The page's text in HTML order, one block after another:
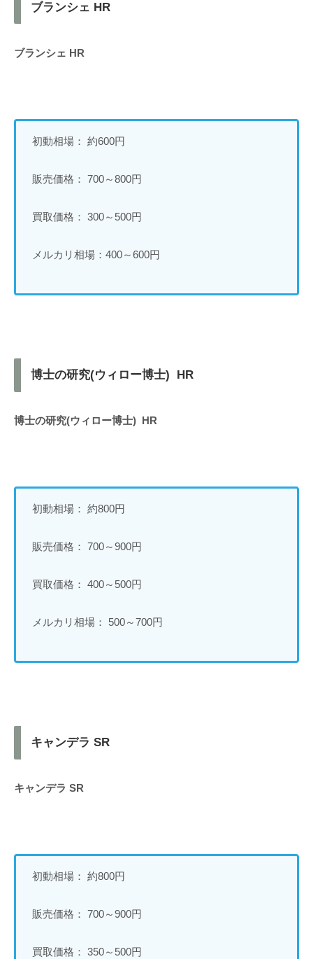
ブランシェ HR
ブランシェ HR
初動相場： 約600円
販売価格： 700～800円
買取価格： 300～500円
メルカリ相場：400～600円
博士の研究(ウィロー博士) HR
博士の研究(ウィロー博士) HR
初動相場： 約800円
販売価格： 700～900円
買取価格： 400～500円
メルカリ相場： 500～700円
キャンデラ SR
キャンデラ SR
初動相場： 約800円
販売価格： 700～900円
買取価格： 350～500円